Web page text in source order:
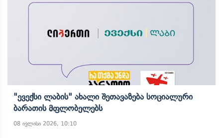
"ევექსი Ლაბის" Ახალი Შეთავაზება Სოციალური
Ბარათის Მფლობელებს
08 ივლისი 2026, 10:10